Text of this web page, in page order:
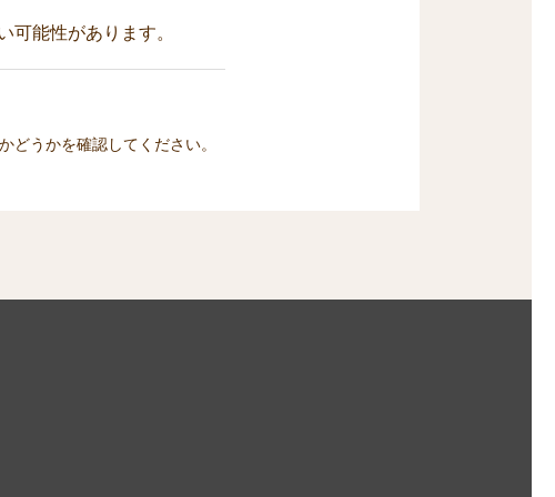
可能性があります。
どうかを確認してください。